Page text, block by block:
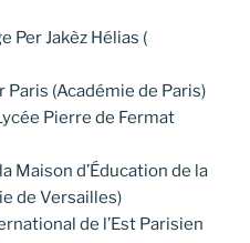
Per Jakèz Hélias (
Paris (Académie de Paris)
Pierre de Fermat
Maison d’Éducation de la
de Versailles)
de l’Est Parisien